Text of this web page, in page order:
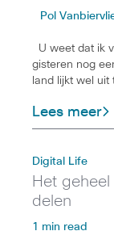
Pol
U weet dat ik
gisteren nog
land lijkt wel
Lees meer
Digital Life
Het
delen
1 min read